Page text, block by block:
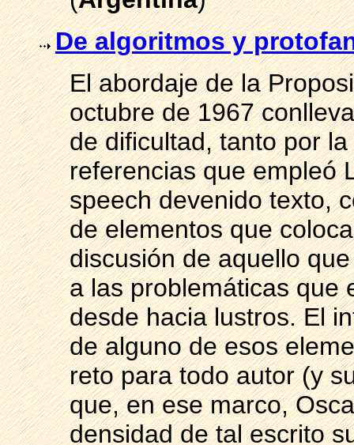
De algoritmos y
El abordaje de la
octubre de 1967
de dificultad, tanto por
referencias que empleó
speech devenido texto,
de elementos que
discusión de aquello
a las problemáticas que
desde hacia lustros. El
de alguno de esos
reto para todo autor (y
que, en ese marco,
densidad de tal escrito